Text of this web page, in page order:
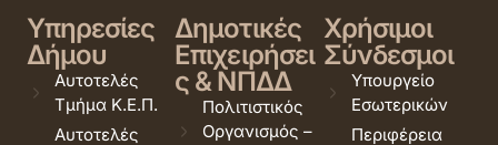
Υπηρεσίες
Δήμου
Αυτοτελές
Τμήμα Κ.Ε.Π.
Αυτοτελές
Δημοτικές
Επιχειρήσει
ς & ΝΠΔΔ
Πολιτιστικός
Οργανισμός –
Χρήσιμοι
Σύνδεσμοι
Υπουργείο
Εσωτερικών
Περιφέρεια